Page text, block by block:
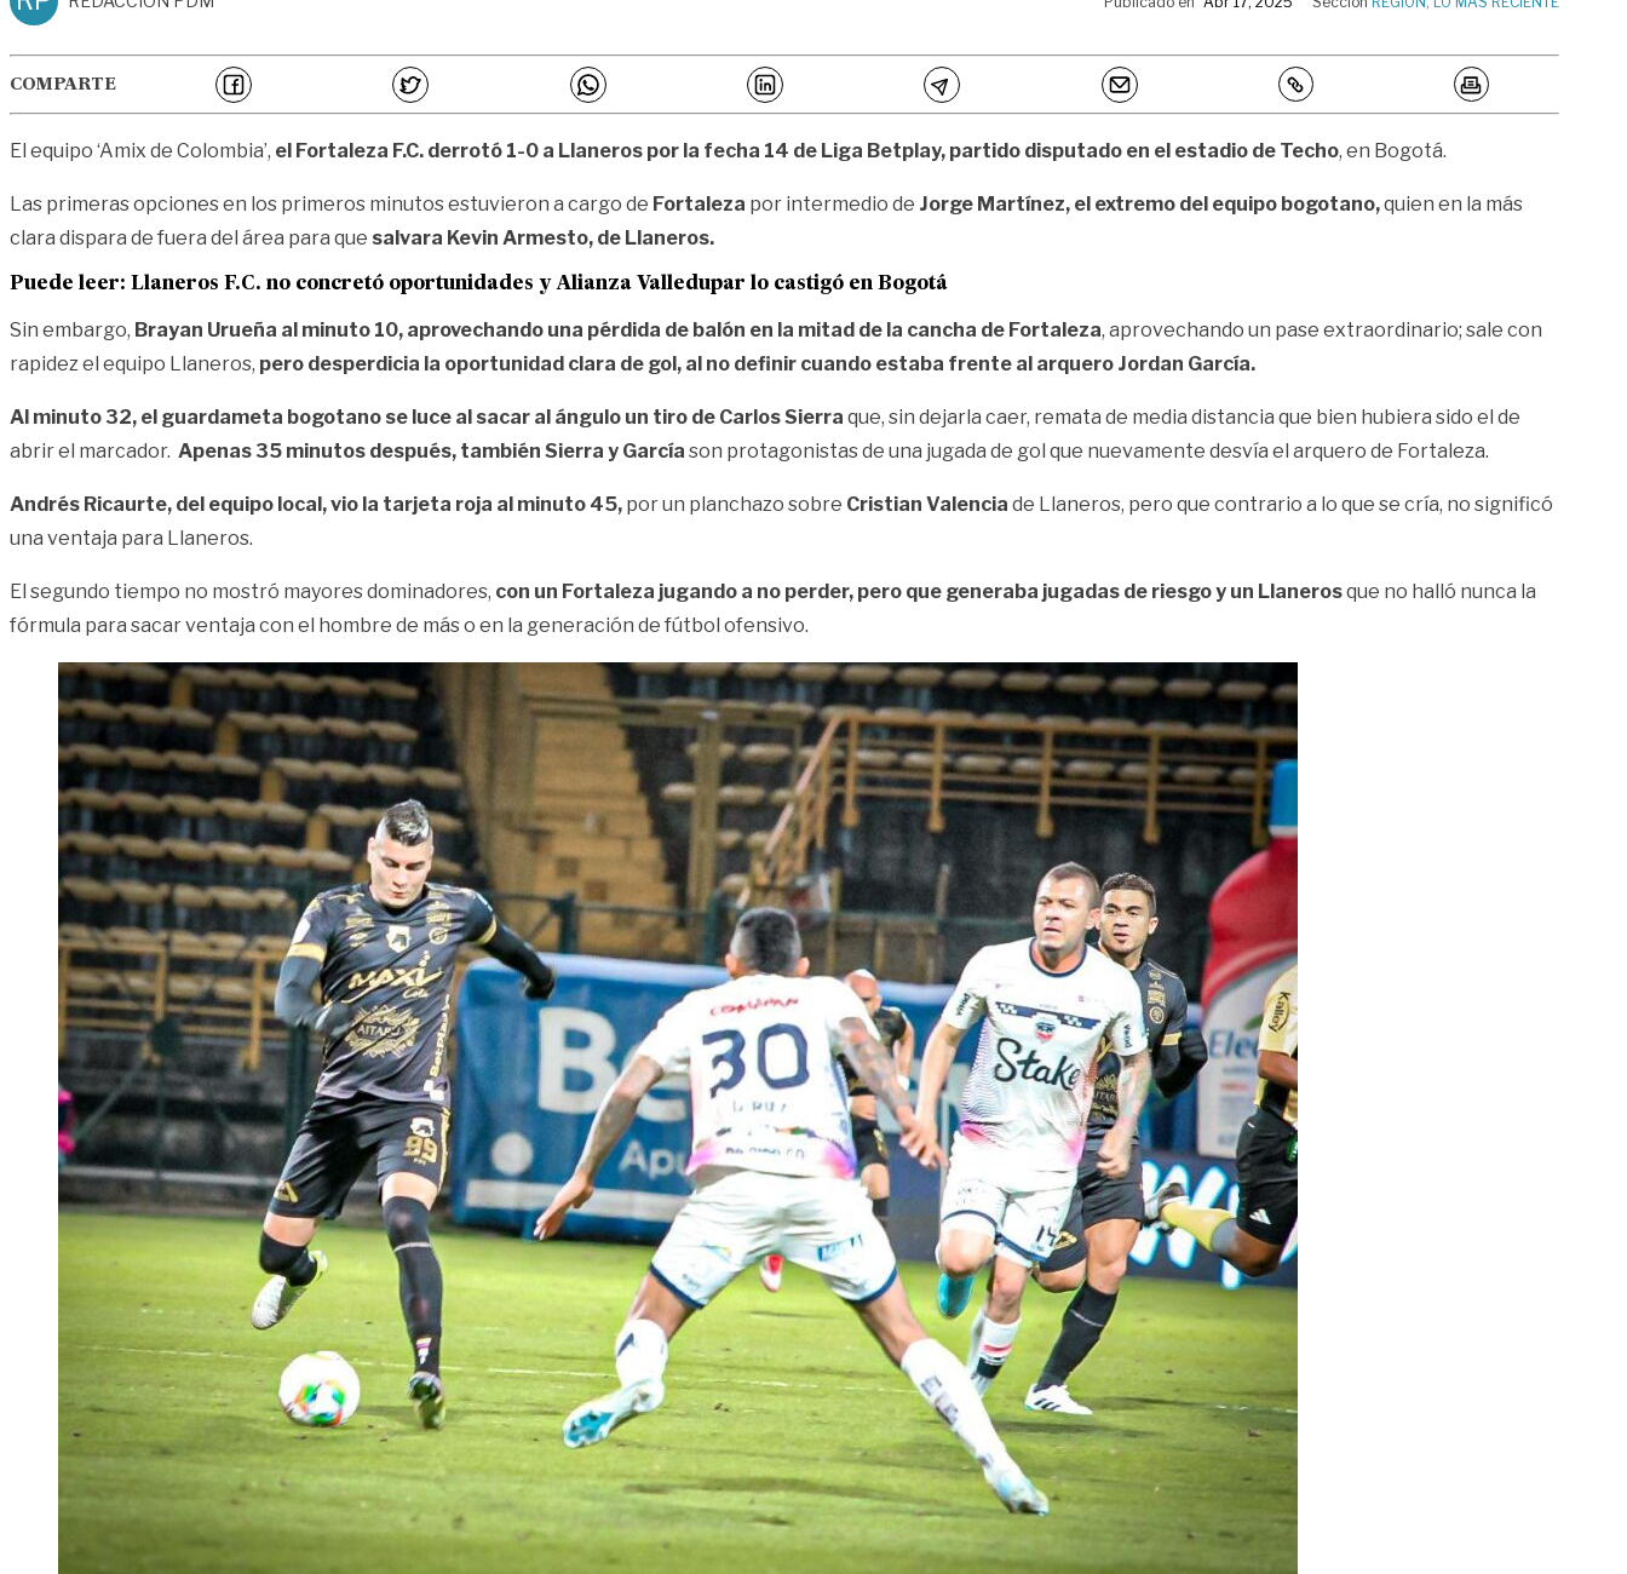
COMPARTE
El equipo ‘Amix de Colombia’, el Fortaleza F.C. derrotó 1-0 a Llaneros por la fecha 14 de Liga Betplay, partido disputado en el estadio de Techo, en Bogotá.
Las primeras opciones en los primeros minutos estuvieron a cargo de Fortaleza por intermedio de Jorge Martínez, el extremo del equipo bogotano,quien en la más
clara dispara de fuera del área para que salvara Kevin Armesto, de Llaneros.
Puede leer: Llaneros F.C. no concretó oportunidades y Alianza Valledupar lo castigó en Bogotá
Sin embargo, Brayan Urueña al minuto 10, aprovechando una pérdida de balón en la mitad de la cancha de Fortaleza, aprovechando un pase extraordinario; sale con
rapidez el equipo Llaneros, pero desperdicia la oportunidad clara de gol, al no definir cuando estaba frente al arquero Jordan García.
Al minuto 32, el guardameta bogotano se luce al sacar al ángulo un tiro de Carlos Sierra que, sin dejarla caer, remata de media distancia que bien hubiera sido el de
abrir el marcador. Apenas 35 minutos después, también Sierra y García son protagonistas de una jugada de gol que nuevamente desvía el arquero de Fortaleza.
Andrés Ricaurte, del equipo local, vio la tarjeta roja al minuto 45, por un planchazo sobre Cristian Valencia de Llaneros, pero que contrario a lo que se cría, no significó
una ventaja para Llaneros.
El segundo tiempo no mostró mayores dominadores, con un Fortaleza jugando a no perder, pero que generaba jugadas de riesgo y un Llanerosque no halló nunca la
fórmula para sacar ventaja con el hombre de más o en la generación de fútbol ofensivo.